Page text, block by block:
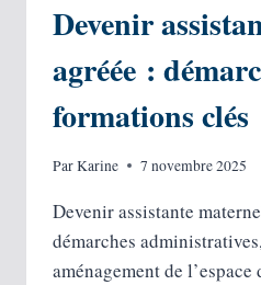
Devenir
agréée :
formations clés
ParKarine 7 novembre 2025
Devenir assistante
démarches
aménagement de